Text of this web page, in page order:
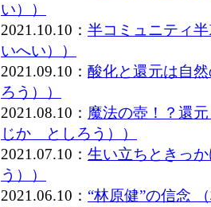
い））
2021.10.10： 半コミュニティ
いへい））
2021.09.10： 酸化と還元は自
ろう））
2021.08.10： 魔法の壺！？還
じか としろう））
2021.07.10： 生い立ちときっ
う））
2021.06.10： “林原健”の信念